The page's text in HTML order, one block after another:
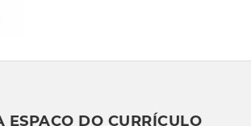
ESPAÇO DO CURRÍCULO